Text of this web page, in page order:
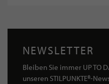
NEWSLETTER
Bleiben Sie immer UP TO
unseren STILPUNKTE®-